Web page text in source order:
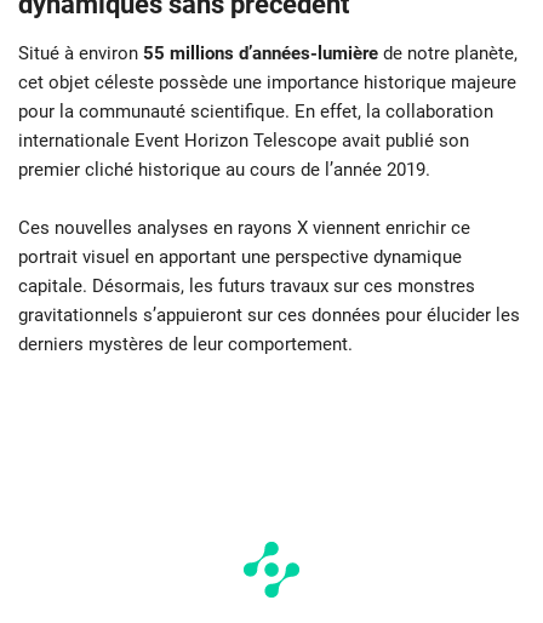
Situé à environ 55 millions d’années-lumière de notre planète,
cet objet céleste possède une importance historique majeure
pour la communauté scientifique. En effet, la collaboration
internationale Event Horizon Telescope avait publié son
premier cliché historique au cours de l’année 2019.
Ces nouvelles analyses en rayons X viennent enrichir ce
portrait visuel en apportant une perspective dynamique
capitale. Désormais, les futurs travaux sur ces monstres
gravitationnels s’appuieront sur ces données pour élucider les
derniers mystères de leur comportement.